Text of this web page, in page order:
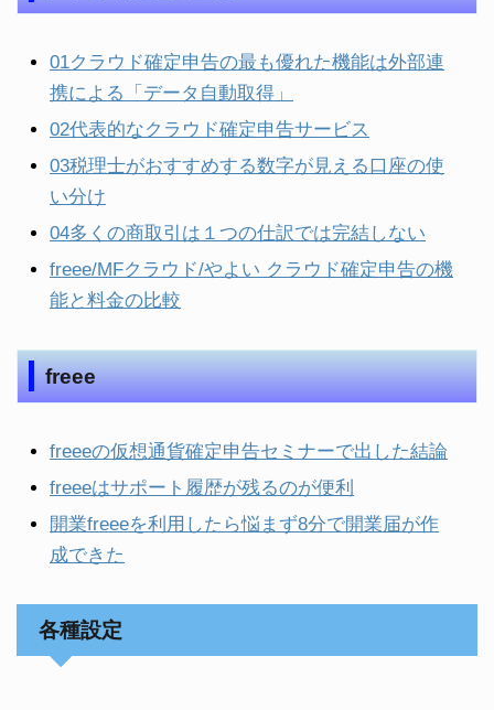
01クラウド確定申告の最も優れた機能は外部連
携による「データ自動取得」
02代表的なクラウド確定申告サービス
03税理士がおすすめする数字が見える口座の使
い分け
04多くの商取引は１つの仕訳では完結しない
freee/MFクラウド/やよい クラウド確定申告の機
能と料金の比較
freee
freeeの仮想通貨確定申告セミナーで出した結論
freeeはサポート履歴が残るのが便利
開業freeeを利用したら悩まず8分で開業届が作
成できた
各種設定